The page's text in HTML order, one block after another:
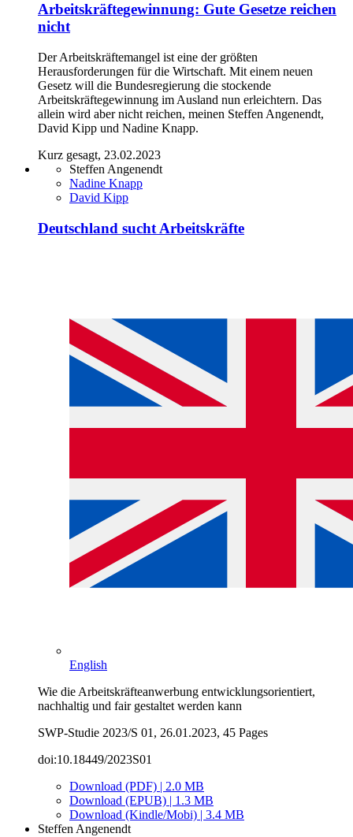
Arbeitskräftegewinnung: Gute Gesetze reichen
nicht
Der Arbeitskräftemangel ist eine der größten
Herausforderungen für die Wirtschaft. Mit einem neuen
Gesetz will die Bundesregierung die stockende
Arbeitskräftegewinnung im Ausland nun erleichtern. Das
allein wird aber nicht reichen, meinen Steffen Angenendt,
David Kipp und Nadine Knapp.
Kurz gesagt, 23.02.2023
Steffen Angenendt
Nadine Knapp
David Kipp
Deutschland sucht Arbeitskräfte
English
Wie die Arbeitskräfteanwerbung entwicklungsorientiert,
nachhaltig und fair gestaltet werden kann
SWP-Studie 2023/S 01, 26.01.2023, 45 Pages
doi:10.18449/2023S01
Download (PDF) | 2.0 MB
Download (EPUB) | 1.3 MB
Download (Kindle/Mobi) | 3.4 MB
Steffen Angenendt